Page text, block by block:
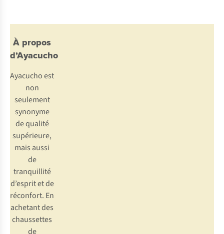
À propos
d’Ayacucho
Ayacucho est
non
seulement
synonyme
de qualité
supérieure,
mais aussi
de
tranquillité
d’esprit et de
réconfort. En
achetant des
chaussettes
de